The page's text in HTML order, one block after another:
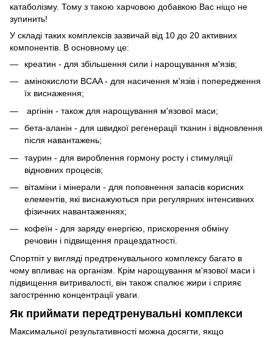
катаболізму. Тому з такою харчовою добавкою Вас ніщо не
зупинить!
У складі таких комплексів зазвичай від 10 до 20 активних
компонентів. В основному це:
креатин - для збільшення сили і нарощування м'язів;
амінокислоти BCAA - для насичення м'язів і попередження
їх виснаження;
аргінін - також для нарощування м'язової маси;
бета-аланін - для швидкої регенерації тканин і відновлення
після навантажень;
таурин - для вироблення гормону росту і стимуляції
відновних процесів;
вітаміни і мінерали - для поповнення запасів корисних
елементів, які виснажуються при регулярних інтенсивних
фізичних навантаженнях;
кофеїн - для заряду енергією, прискорення обміну
речовин і підвищення працездатності.
Спортпіт у вигляді предтренувального комплексу багато в
чому впливає на організм. Крім нарощування м'язової маси і
підвищення витривалості, він також спалює жири і сприяє
загостренню концентрації уваги.
Як приймати передтренувальні комплекси
Максимальної результативності можна досягти, якщо